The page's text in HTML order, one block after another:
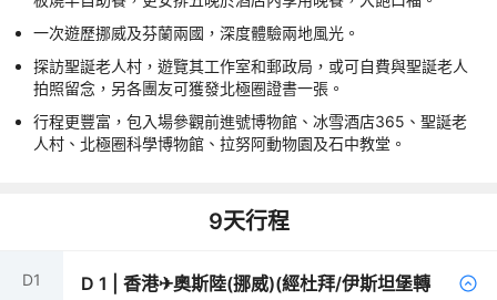
一次遊歷挪威及芬蘭兩國，深度體驗兩地風光。
探訪聖誕老人村，遊覽其工作室和郵政局，或可自費與聖誕老人
拍照留念，另各團友可獲發北極圈證書一張。
行程更豐富，包入場參觀前進號博物館、冰雪酒店365、聖誕老
人村、北極圈科學博物館、拉努阿動物園及石中教堂。
9天行程
D1 D1 |香港✈奧斯陸(挪威)(經杜拜/伊斯坦堡轉